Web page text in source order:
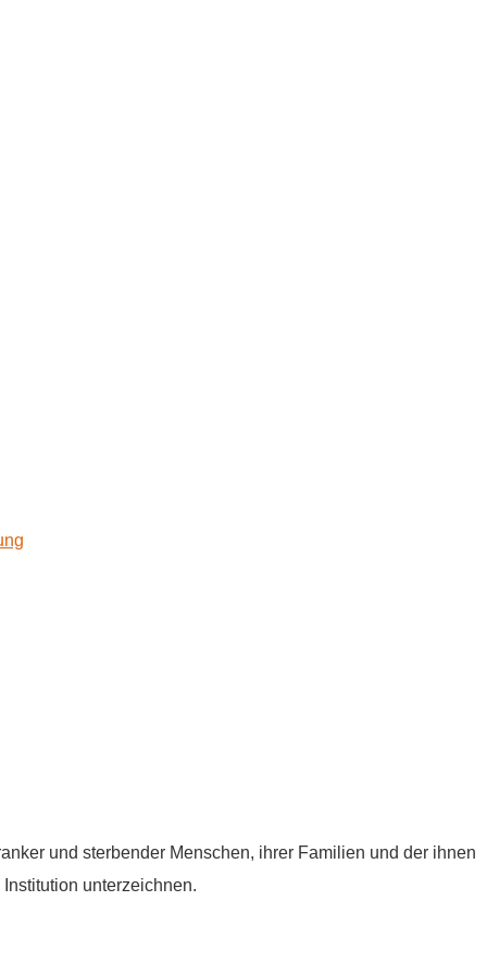
und sterbender Menschen, ihrer Familien und der ihnen
unterzeichnen.